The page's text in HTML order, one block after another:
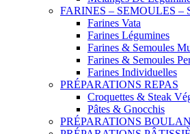
FARINES – SEMOULES –
Farines Vata
Farines Légumines
Farines & Semoules
Farines & Semoules
Farines Individuelles
PRÉPARATIONS REPAS
Croquettes & Steak
Pâtes & Gnocchis
PRÉPARATIONS